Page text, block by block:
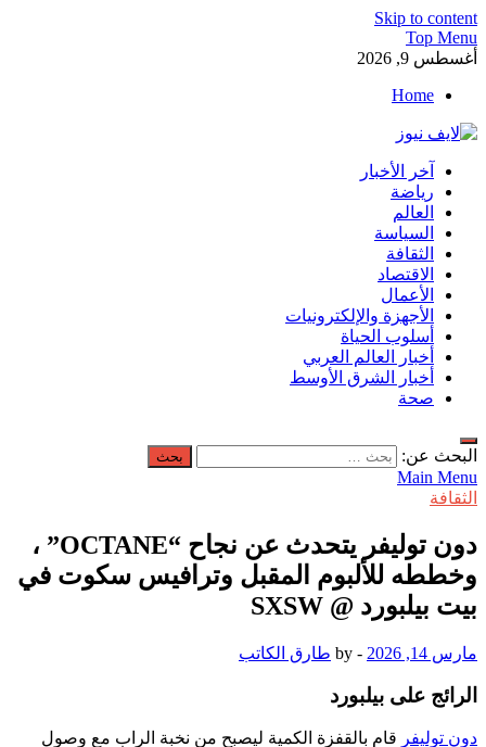
Skip to content
Top Menu
أغسطس 9, 2026
Home
لايف نيوز
آخر الأخبار العاجلة لحظة بلحظة من العالم العربي والعالم
آخر الأخبار
رياضة
العالم
السياسة
الثقافة
الاقتصاد
الأعمال
الأجهزة والإلكترونيات
أسلوب الحياة
أخبار العالم العربي
أخبار الشرق الأوسط
صحة
البحث عن:
Main Menu
الثقافة
دون توليفر يتحدث عن نجاح “OCTANE” ،
وخططه للألبوم المقبل وترافيس سكوت في
بيت بيلبورد @ SXSW
مارس 14, 2026 -
by طارق الكاتب
الرائج على بيلبورد
دون توليفر قام بالقفزة الكمية ليصبح من نخبة الراب مع وصول